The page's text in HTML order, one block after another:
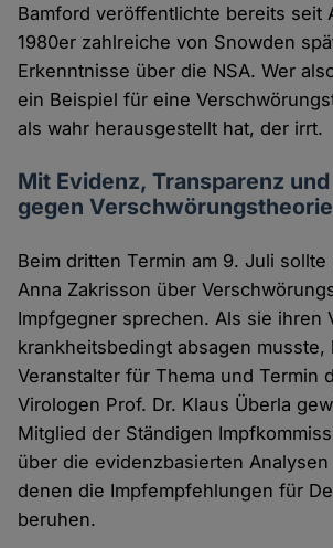
Bamford veröffentlichte bereits seit
1980er zahlreiche von Snowden
Erkenntnisse über die NSA. Wer
ein Beispiel für eine
als wahr herausgestellt hat, der irrt.
Mit Evidenz, Transparenz
gegen
Beim dritten Termin am 9. Juli
Anna Zakrisson über
Impfgegner sprechen. Als sie ihren
krankheitsbedingt absagen musste,
Veranstalter für Thema und Termin
Virologen Prof. Dr. Klaus Überla
Mitglied der Ständigen
über die evidenzbasierten
denen die Impfempfehlungen für
beruhen.